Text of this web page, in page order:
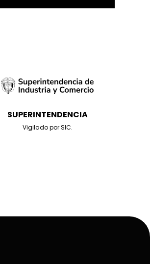
SUPERINTENDENCIA
Vigilado por SIC.